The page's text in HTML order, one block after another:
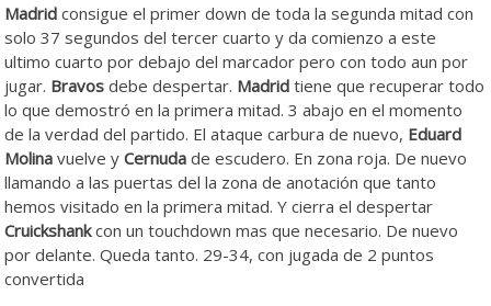
Madrid consigue el primer down de toda la segunda mitad con
solo 37 segundos del tercer cuarto y da comienzo a este
ultimo cuarto por debajo del marcador pero con todo aun por
jugar. Bravosdebe despertar. Madrid tiene que recuperar todo
lo que demostró en la primera mitad. 3 abajo en el momento
de la verdad del partido. El ataque carbura de nuevo, Eduard
Molina vuelve yCernuda de escudero. En zona roja. De nuevo
llamando a las puertas del la zona de anotación que tanto
hemos visitado en la primera mitad. Y cierra el despertar
Cruickshankcon un touchdown mas que necesario. De nuevo
por delante. Queda tanto. 29-34, con jugada de 2 puntos
convertida